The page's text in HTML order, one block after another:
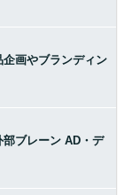
企画やブランディン
ブレーン AD・デ